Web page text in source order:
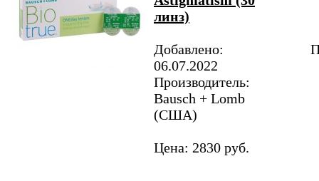
линз)
Добавлено:
06.07.2022
Производитель:
Bausch + Lomb
(США)
Цена: 2830 руб.